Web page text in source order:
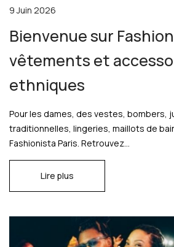
9 Juin 2026
Bienvenue sur
vêtements et
ethniques
Pour les dames, des vestes, bombers,
traditionnelles, lingeries, maillots de
Fashionista Paris. Retrouvez...
Lire plus